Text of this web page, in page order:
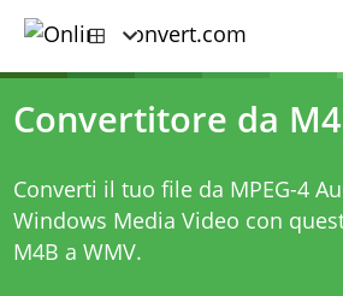
Convertitore da
Converti il tuo file da MPEG-4
Windows Media Video con
M4B a WMV.